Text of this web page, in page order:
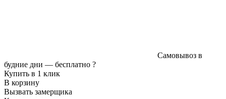
Самовывоз в
будние дни — бесплатно ?
Купить в 1 клик
В корзину
Вызвать замерщика